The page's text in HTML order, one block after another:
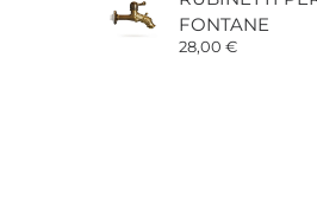
FONTANE
28,00 €